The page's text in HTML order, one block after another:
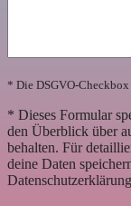
* Die DSGVO-
* Dieses Formular
den Überblick über
behalten. Für
deine Daten